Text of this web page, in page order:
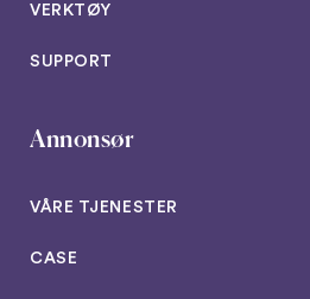
VERKTØY
SUPPORT
Annonsør
VÅRE TJENESTER
CASE